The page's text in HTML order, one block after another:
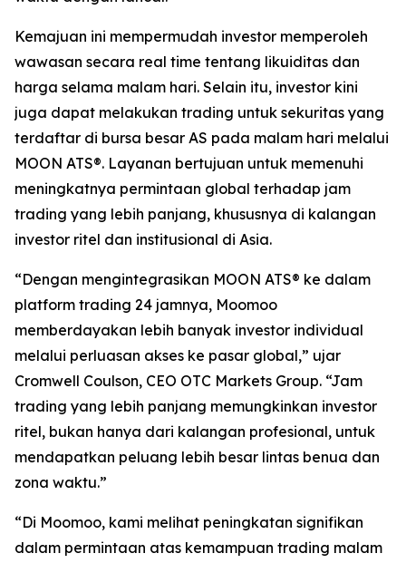
Kemajuan ini mempermudah investor memperoleh
wawasan secara real time tentang likuiditas dan
harga selama malam hari. Selain itu, investor kini
juga dapat melakukan trading untuk sekuritas yang
terdaftar di bursa besar AS pada malam hari melalui
MOON ATS®. Layanan bertujuan untuk memenuhi
meningkatnya permintaan global terhadap jam
trading yang lebih panjang, khususnya di kalangan
investor ritel dan institusional di Asia.
“Dengan mengintegrasikan MOON ATS® ke dalam
platform trading 24 jamnya, Moomoo
memberdayakan lebih banyak investor individual
melalui perluasan akses ke pasar global,” ujar
Cromwell Coulson, CEO OTC Markets Group. “Jam
trading yang lebih panjang memungkinkan investor
ritel, bukan hanya dari kalangan profesional, untuk
mendapatkan peluang lebih besar lintas benua dan
zona waktu.”
“Di Moomoo, kami melihat peningkatan signifikan
dalam permintaan atas kemampuan trading malam